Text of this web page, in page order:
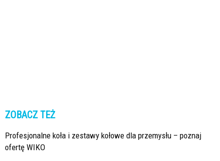
ZOBACZ TEŻ
Profesjonalne koła i zestawy kołowe dla przemysłu – poznaj
ofertę WIKO